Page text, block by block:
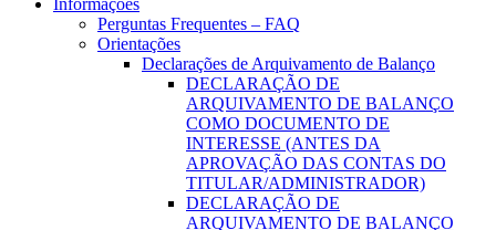
Informações
Perguntas Frequentes – FAQ
Orientações
Declarações de Arquivamento de Balanço
DECLARAÇÃO DE
ARQUIVAMENTO DE BALANÇO
COMO DOCUMENTO DE
INTERESSE (ANTES DA
APROVAÇÃO DAS CONTAS DO
TITULAR/ADMINISTRADOR)
DECLARAÇÃO DE
ARQUIVAMENTO DE BALANÇO